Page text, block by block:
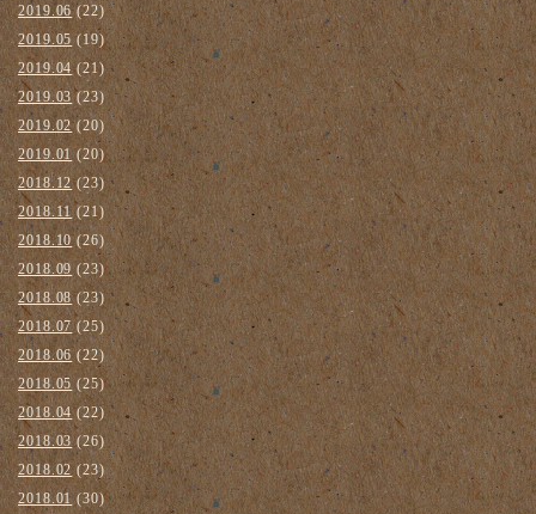
2019.06(22)
2019.05(19)
2019.04(21)
2019.03 (23)
2019.02(20)
2019.01 (20)
2018.12(23)
2018.11(21)
2018.10(26)
2018.09 (23)
2018.08(23)
2018.07(25)
2018.06(22)
2018.05 (25)
2018.04(22)
2018.03(26)
2018.02(23)
2018.01 (30)